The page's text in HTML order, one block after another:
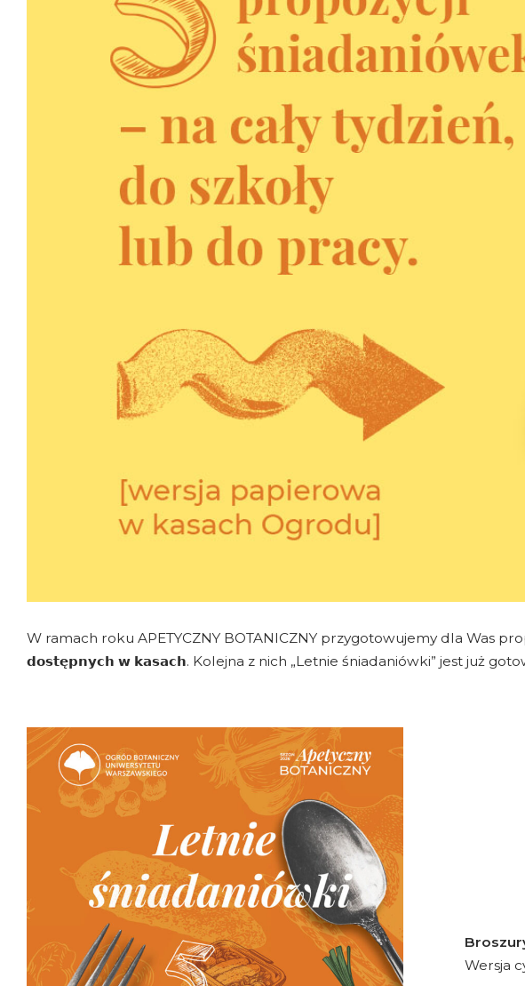
W ramach roku APETYCZNY BOTANICZNY przygotowujemy dla Was
𝗱𝗼𝘀𝘁𝗲̨𝗽𝗻𝘆𝗰𝗵 𝘄 𝗸𝗮𝘀𝗮𝗰𝗵. Kolejna z nich „Letnie śniadaniówki” jest już
Wersja